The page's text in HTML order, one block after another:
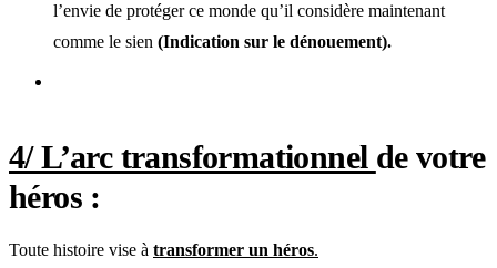
l’envie de protéger ce monde qu’il considère maintenant
comme le sien (Indication sur le dénouement).
4/ L’arc transformationnel de votre
héros :
Toute histoire vise à transformer un héros.